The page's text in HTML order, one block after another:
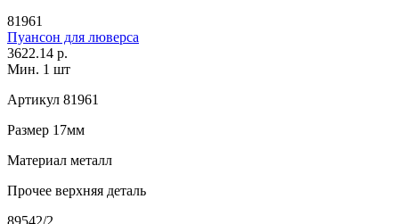
81961
Пуансон для люверса
3622.14 р.
Мин. 1 шт
Артикул 81961
Размер 17мм
Материал металл
Прочее верхняя деталь
89542/2